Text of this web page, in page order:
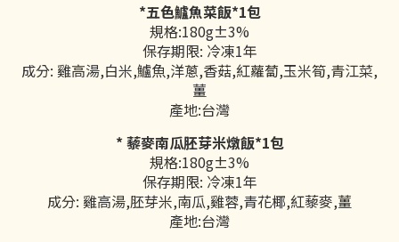
*五色鱸魚菜飯*1包
規格:180g±3%
保存期限: 冷凍1年
成分: 雞高湯,白米,鱸魚,洋蔥,香菇,紅蘿蔔,玉米筍,青江菜,
薑
產地:台灣
* 藜麥南瓜胚芽米燉飯*1包
規格:180g±3%
保存期限: 冷凍1年
成分: 雞高湯,胚芽米,南瓜,雞蓉,青花椰,紅藜麥,薑
產地:台灣